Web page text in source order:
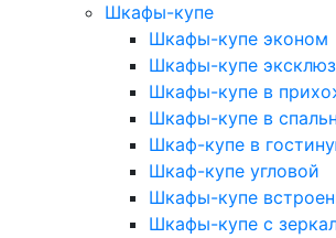
Шкафы-купе
Шкафы-купе эконом
Шкафы-купе
Шкафы-купе в
Шкафы-купе в
Шкаф-купе в
Шкаф-купе угловой
Шкафы-купе
Шкафы-купе с